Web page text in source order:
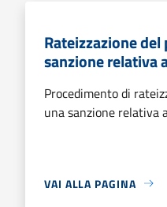
Rateizzazione
sanzione relativa
Procedimento di
una sanzione relativa
VAI ALLA PAGINA